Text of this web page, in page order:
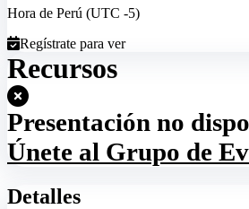
Hora de Perú (UTC -5)
Regístrate para ver
Recursos
Presentación no
Únete al Grupo de
Detalles